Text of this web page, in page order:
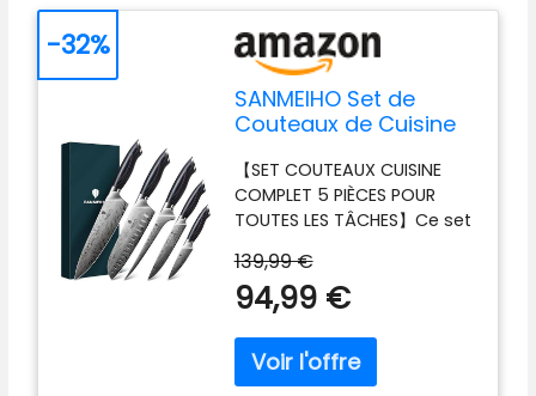
SANMEIHO Set de
Couteaux de Cuisine
Acier en Poudre 63
HRC
【SET COUTEAUX CUISINE
COMPLET 5 PIÈCES POUR
TOUTES LES TÂCHES】Ce set
comprend un couteau de
chef 20 cm, un santoku 18
cm, un filet 18 cm, un
utilitaire 15 cm et un office
9,5 cm – idéal pour
139,99 €
94,99 €
-32%